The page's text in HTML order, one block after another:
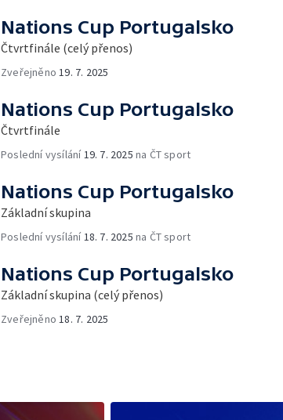
Nations Cup Portugalsko
Čtvrtfinále (celý přenos)
Zveřejněno 19. 7. 2025
Nations Cup Portugalsko
Čtvrtfinále
Poslední vysílání 19. 7. 2025 na ČT sport
Nations Cup Portugalsko
Základní skupina
Poslední vysílání 18. 7. 2025 na ČT sport
Nations Cup Portugalsko
Základní skupina (celý přenos)
Zveřejněno 18. 7. 2025